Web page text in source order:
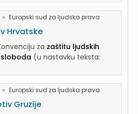
Europski sud za ljudska prava
Hrvatske
za zaštitu ljudskih
(u nastavku teksta:
Europski sud za ljudska prava
Gruzije